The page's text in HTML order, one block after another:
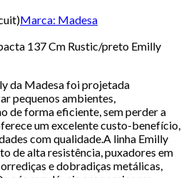
)Marca: Madesa
137 Cm Rustic/preto Emilly
da Madesa foi projetada
pequenos ambientes,
de forma eficiente, sem perder a
um excelente custo-benefício,
com qualidade.A linha Emilly
de alta resistência, puxadores em
e dobradiças metálicas,